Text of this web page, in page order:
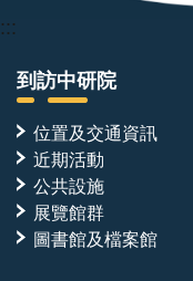
:::
到訪中研院
位置及交通資訊
近期活動
公共設施
展覽館群
圖書館及檔案館